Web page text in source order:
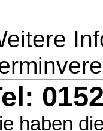
haben